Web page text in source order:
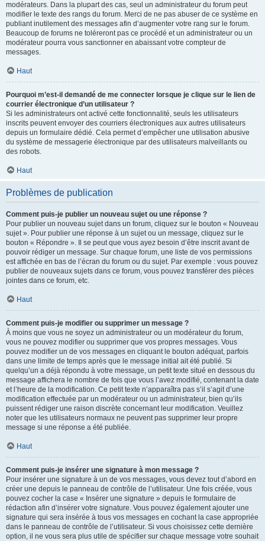
modérateurs. Dans la plupart des cas, seul un administrateur du forum peut
modifier le texte des rangs du forum. Merci de ne pas abuser de ce système en
publiant inutilement des messages afin d’augmenter votre rang sur le forum.
Beaucoup de forums ne toléreront pas ce procédé et un administrateur ou un
modérateur pourra vous sanctionner en abaissant votre compteur de
messages.
Haut
Pourquoi m’est-il demandé de me connecter lorsque je clique sur le lien de
courrier électronique d’un utilisateur ?
Si les administrateurs ont activé cette fonctionnalité, seuls les utilisateurs
inscrits peuvent envoyer des courriers électroniques aux autres utilisateurs
depuis un formulaire dédié. Cela permet d’empêcher une utilisation abusive
du système de messagerie électronique par des utilisateurs malveillants ou
des robots.
Haut
Problèmes de publication
Comment puis-je publier un nouveau sujet ou une réponse ?
Pour publier un nouveau sujet dans un forum, cliquez sur le bouton « Nouveau
sujet ». Pour publier une réponse à un sujet ou un message, cliquez sur le
bouton « Répondre ». Il se peut que vous ayez besoin d’être inscrit avant de
pouvoir rédiger un message. Sur chaque forum, une liste de vos permissions
est affichée en bas de l’écran du forum ou du sujet. Par exemple : vous pouvez
publier de nouveaux sujets dans ce forum, vous pouvez transférer des pièces
jointes dans ce forum, etc.
Haut
Comment puis-je modifier ou supprimer un message ?
À moins que vous ne soyez un administrateur ou un modérateur du forum,
vous ne pouvez modifier ou supprimer que vos propres messages. Vous
pouvez modifier un de vos messages en cliquant le bouton adéquat, parfois
dans une limite de temps après que le message initial ait été publié. Si
quelqu’un a déjà répondu à votre message, un petit texte situé en dessous du
message affichera le nombre de fois que vous l’avez modifié, contenant la date
et l’heure de la modification. Ce petit texte n’apparaîtra pas s’il s’agit d’une
modification effectuée par un modérateur ou un administrateur, bien qu’ils
puissent rédiger une raison discrète concernant leur modification. Veuillez
noter que les utilisateurs normaux ne peuvent pas supprimer leur propre
message si une réponse a été publiée.
Haut
Comment puis-je insérer une signature à mon message ?
Pour insérer une signature à un de vos messages, vous devez tout d’abord en
créer une depuis le panneau de contrôle de l’utilisateur. Une fois créée, vous
pouvez cocher la case « Insérer une signature » depuis le formulaire de
rédaction afin d’insérer votre signature. Vous pouvez également ajouter une
signature qui sera insérée à tous vos messages en cochant la case appropriée
dans le panneau de contrôle de l’utilisateur. Si vous choisissez cette dernière
option, il ne vous sera plus utile de spécifier sur chaque message votre souhait